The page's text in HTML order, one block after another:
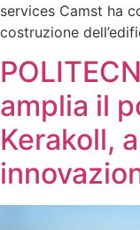
services Camst ha
costruzione
amplia il
Kerakoll,